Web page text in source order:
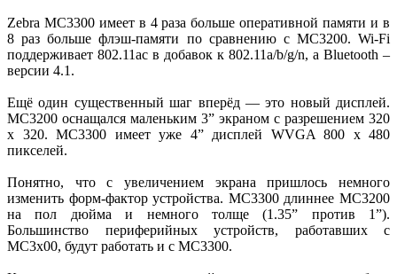
Zebra MC3300 имеет в 4 раза больше оперативной памяти и в
8 раз больше флэш-памяти по сравнению с MC3200. Wi-Fi
поддерживает 802.11ac в добавок к 802.11a/b/g/n, а Bluetooth –
версии 4.1.
Ещё один существенный шаг вперёд — это новый дисплей.
MC3200 оснащался маленьким 3” экраном с разрешением 320
х 320. MC3300 имеет уже 4” дисплей WVGA 800 х 480
пикселей.
Понятно, что с увеличением экрана пришлось немного
изменить форм-фактор устройства. MC3300 длиннее MC3200
на пол дюйма и немного толще (1.35” против 1”).
Большинство периферийных устройств, работавших с
MC3x00, будут работать и с MC3300.